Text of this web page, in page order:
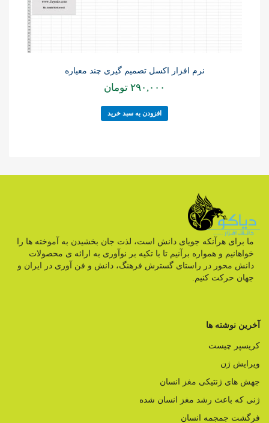
نرم افزار اکسل تصمیم گیری چند معیاره
۲۹۰,۰۰۰ تومان
افزودن به سبد خرید
ما برای هرآنکه جویای دانش است، لذت جان بخشیدن به آموخته ها را
خواهانیم و همواره برآنیم تا با تکیه بر نوآوری به ارائه ی محصولات
دانش محور در راستای گسترش فرهنگ، دانش و فن آوری در ایران و
جهان حرکت کنیم.
آخرین نوشته ها
کریسپر چیست
ویرایش ژن
جهش های ژنتیکی مغز انسان
ژنی که باعث رشد مغز انسان شده
فرگشت جمجمه انسان